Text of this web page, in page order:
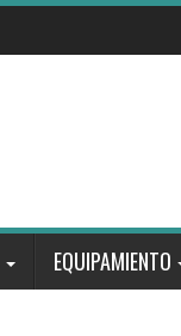
EQUIPAMIENTO